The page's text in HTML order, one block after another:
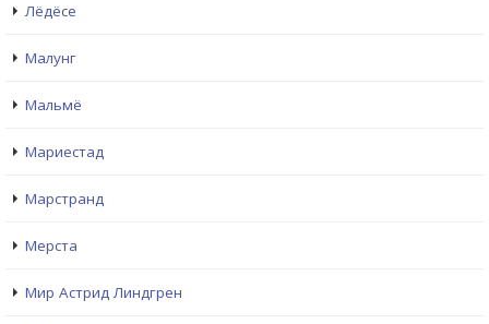
Лёдёсе
Малунг
Мальмё
Мариестад
Марстранд
Мерста
Мир Астрид Линдгрен